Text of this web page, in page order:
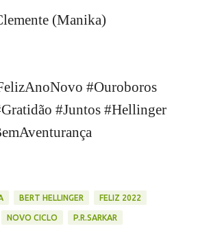
(Manika)
#Ouroboros
#Juntos #Hellinger
BERT HELLINGER FELIZ 2022
NOVO CICLO P.R.SARKAR